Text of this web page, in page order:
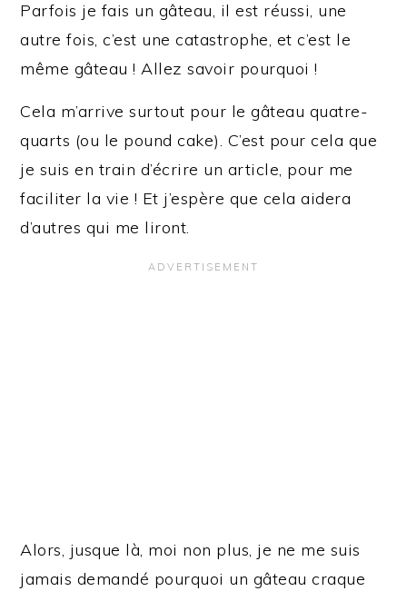
Parfois je fais un gâteau, il est réussi, une
autre fois, c’est une catastrophe, et c’est le
même gâteau ! Allez savoir pourquoi !
Cela m’arrive surtout pour le gâteau quatre-
quarts (ou le pound cake). C’est pour cela que
je suis en train d’écrire un article, pour me
faciliter la vie ! Et j’espère que cela aidera
d’autres qui me liront.
Alors, jusque là, moi non plus, je ne me suis
jamais demandé pourquoi un gâteau craque